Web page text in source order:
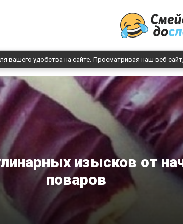
вашего удобства на сайте. Просматривая наш веб-
изысков от
поваров